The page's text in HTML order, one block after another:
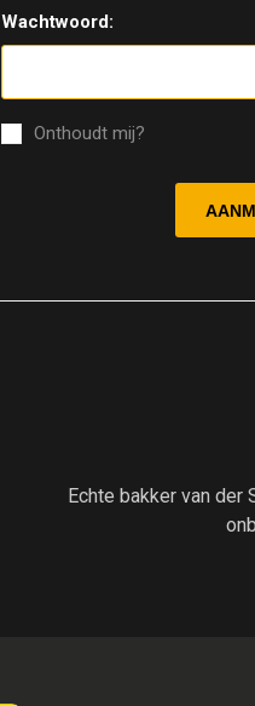
Wachtwoord:
Onthoudt mij?
Echte bakker van